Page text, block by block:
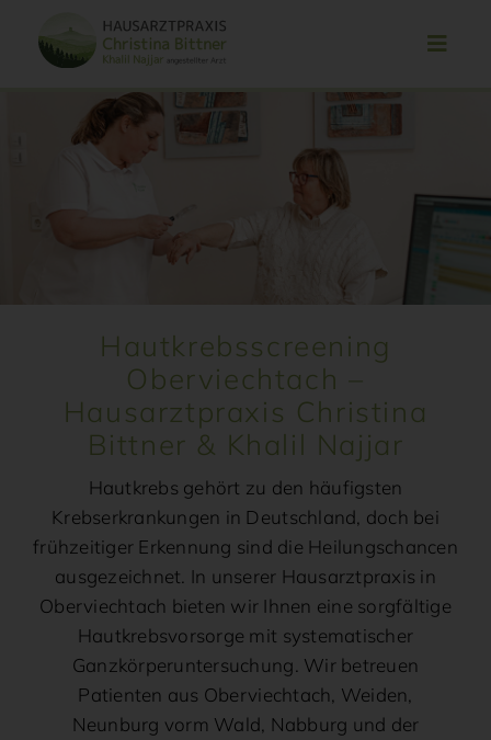
Inhalt
springen
Hautkrebsscreening
Oberviechtach –
Hausarztpraxis Christina
Bittner & Khalil Najjar
Hautkrebs gehört zu den häufigsten
Krebserkrankungen in Deutschland, doch bei
frühzeitiger Erkennung sind die Heilungschancen
ausgezeichnet. In unserer Hausarztpraxis in
Oberviechtach bieten wir Ihnen eine sorgfältige
Hautkrebsvorsorge mit systematischer
Ganzkörperuntersuchung. Wir betreuen
Patienten aus Oberviechtach, Weiden,
Neunburg vorm Wald, Nabburg und der